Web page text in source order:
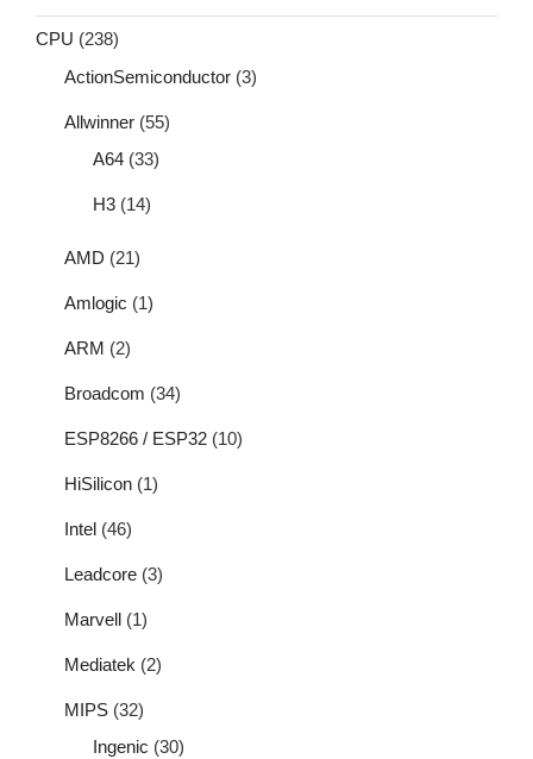
CPU (238)
ActionSemiconductor (3)
Allwinner (55)
A64 (33)
H3 (14)
AMD (21)
Amlogic (1)
ARM (2)
Broadcom (34)
ESP8266 / ESP32 (10)
HiSilicon (1)
Intel (46)
Leadcore (3)
Marvell (1)
Mediatek (2)
MIPS (32)
Ingenic (30)